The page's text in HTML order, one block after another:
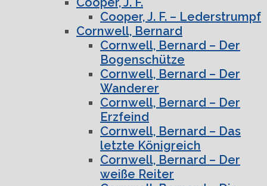
Cooper, J. F. – Lederstrumpf
Cornwell, Bernard
Cornwell, Bernard – Der
Bogenschütze
Cornwell, Bernard – Der
Wanderer
Cornwell, Bernard – Der
Erzfeind
Cornwell, Bernard – Das
letzte Königreich
Cornwell, Bernard – Der
weiße Reiter